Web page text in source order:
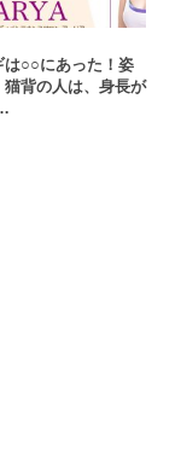
は○○にあった！姿
猫背の人は、身長が